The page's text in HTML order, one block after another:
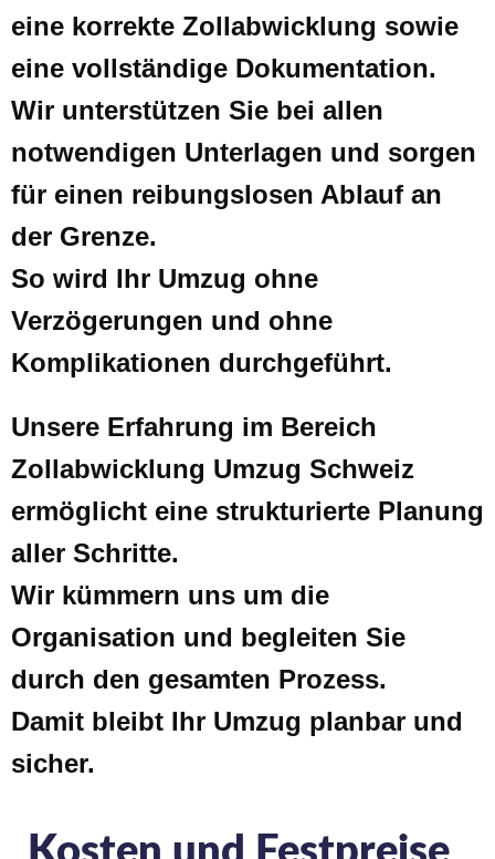
eine korrekte Zollabwicklung sowie
eine vollständige Dokumentation.
Wir unterstützen Sie bei allen
notwendigen Unterlagen und sorgen
für einen reibungslosen Ablauf an
der Grenze.
So wird Ihr Umzug ohne
Verzögerungen und ohne
Komplikationen durchgeführt.
Unsere Erfahrung im Bereich
Zollabwicklung Umzug Schweiz
ermöglicht eine strukturierte Planung
aller Schritte.
Wir kümmern uns um die
Organisation und begleiten Sie
durch den gesamten Prozess.
Damit bleibt Ihr Umzug planbar und
sicher.